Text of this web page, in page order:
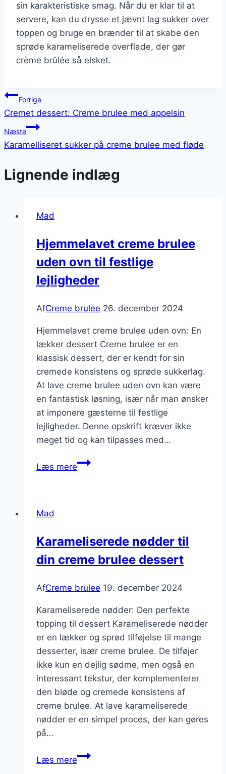
sin karakteristiske smag. Når du er klar til at
servere, kan du drysse et jævnt lag sukker over
toppen og bruge en brænder til at skabe den
sprøde karameliserede overflade, der gør
crème brûlée så elsket.
Indlægsnavigation
Forrige
Cremet dessert: Creme brulee med appelsin
Næste
Karamelliseret sukker på creme brulee med fløde
Lignende indlæg
Mad
Hjemmelavet creme brulee
uden ovn til festlige
lejligheder
AfCreme brulee 26. december 2024
Hjemmelavet creme brulee uden ovn: En
lækker dessert Creme brulee er en
klassisk dessert, der er kendt for sin
cremede konsistens og sprøde sukkerlag.
At lave creme brulee uden ovn kan være
en fantastisk løsning, især når man ønsker
at imponere gæsterne til festlige
lejligheder. Denne opskrift kræver ikke
meget tid og kan tilpasses med…
Læs mereHjemmelavet
festlige
lejligheder
Mad
Karameliserede nødder til
din creme brulee dessert
AfCreme brulee 19. december 2024
Karameliserede nødder: Den perfekte
topping til dessert Karameliserede nødder
er en lækker og sprød tilføjelse til mange
desserter, især creme brulee. De tilføjer
ikke kun en dejlig sødme, men også en
interessant tekstur, der komplementerer
den bløde og cremede konsistens af
creme brulee. At lave karameliserede
nødder er en simpel proces, der kan gøres
på…
Læs mereKarameliserede